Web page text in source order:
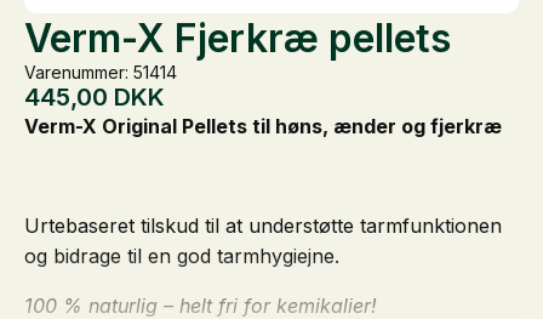
Verm-X Fjerkræ pellets
Varenummer: 51414
445,00 DKK
Verm-X Original Pellets til høns, ænder og fjerkræ
Urtebaseret tilskud til at understøtte tarmfunktionen
og bidrage til en god tarmhygiejne.
100 % naturlig – helt fri for kemikalier!